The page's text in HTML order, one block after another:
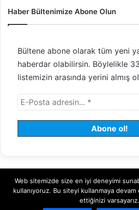
Haber Bültenimize Abone Olun
Bültene abone olarak tüm yeni
haberdar olabilirsin. Böylelikle
listemizin arasında yerini almış
© 2008 - 2026 Tayfundeğer.com -
Bulut Sunucu Sanal (VDS)
Web sitemizde size en iyi deneyimi
kullanıyoruz. Bu siteyi kullanmaya
ettiğinizi varsayarız.